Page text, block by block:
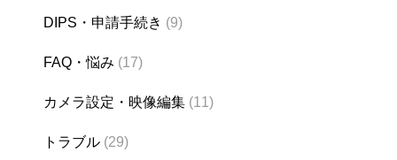
DIPS・申請手続き (9)
FAQ・悩み (17)
カメラ設定・映像編集 (11)
トラブル (29)